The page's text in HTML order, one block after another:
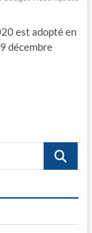
est adopté en
décembre
Recherche